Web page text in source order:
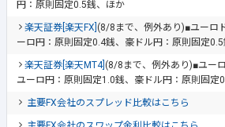
円：原則固定0.5銭、ほか
楽天証券[楽天FX] (8/8まで、例外あり)■ユーロ
ーロ円：原則固定0.4銭、豪ドル円：原則固定
楽天証券[楽天MT4] (8/8まで、例外あり)■ユー
ユーロ円：原則固定1.0銭、豪ドル円：原則固定
主要FX会社のスプレッド比較はこちら